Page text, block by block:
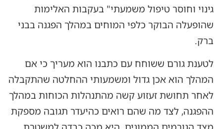
גינוי וחוסר טיפול משמעתי" בעקבות האלימות
שהופעלה הבוקר כלפי המוחים במהלך הפגנה בבני
ברק.
לטענת גורם ששוחח עם כתבנו הוא מעריך כי אם
המהלך הוא אכן גדול ומשמעותי ההחלטה שהתקבלה
לאחר תחושת זעזוע קשה מהתנהלות הכוחות במהלך
ההפגנה, לצד מה שהם רואים כהיעדר תגובה מספקת